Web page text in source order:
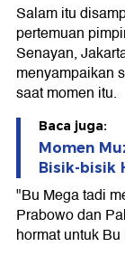
Salam itu
pertemuan
Senayan,
menyampaikan
saat momen itu.
Baca juga:
Momen
Bisik-bisik
"Bu Mega tadi
Prabowo dan
hormat untuk